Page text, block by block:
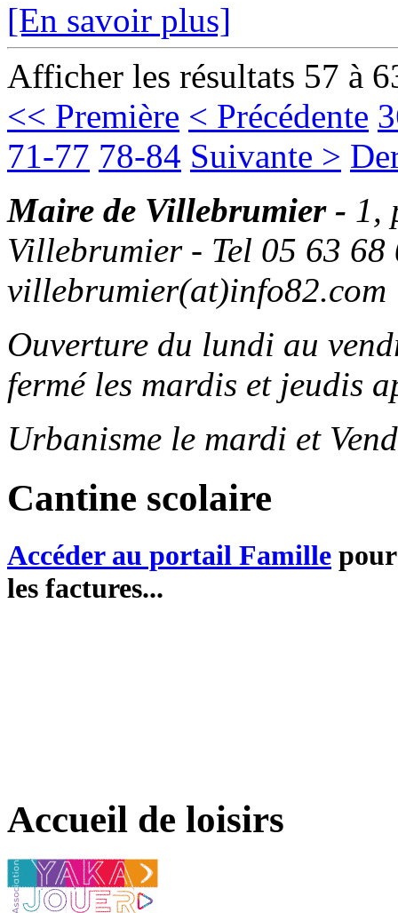
[En savoir plus]
Afficher les résultats 57 à
<< Première < Précédente
71-77 78-84 Suivante >
Maire de Villebrumier - 1,
Villebrumier - Tel 05 63
villebrumier(at)info82.com
Ouverture du lundi au
fermé les mardis et jeudis
Urbanisme le mardi et
Cantine scolaire
Accéder au portail Famille
les factures...
Accueil de loisirs